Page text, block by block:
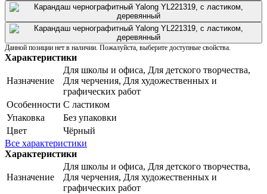
Данной позиции нет в наличии. Пожалуйста, выберите доступные свойства.
Характеристики
Назначение
Для школы и офиса, Для детского творчества,
Для черчения, Для художественных и
графических работ
Особенности С ластиком
Упаковка
Без упаковки
Цвет
Чёрный
Все характеристики
Характеристики
Назначение
Для школы и офиса, Для детского творчества,
Для черчения, Для художественных и
графических работ